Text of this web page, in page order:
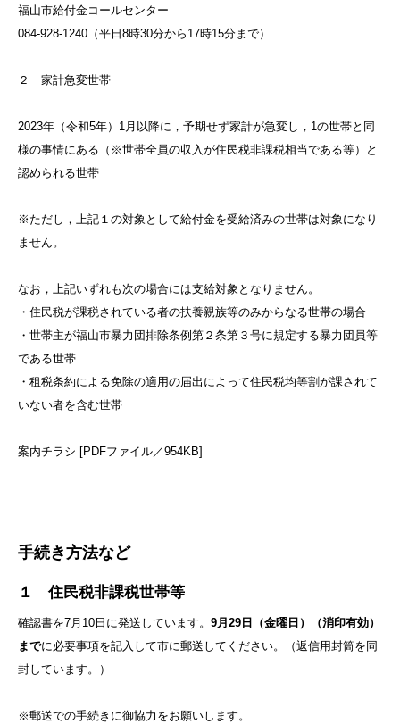
福山市給付金コールセンター
084-928-1240（平日8時30分から17時15分まで）
２ 家計急変世帯
2023年（令和5年）1月以降に，予期せず家計が急変し，1の世帯と同
様の事情にある（※世帯全員の収入が住民税非課税相当である等）と
認められる世帯
※ただし，上記１の対象として給付金を受給済みの世帯は対象になり
ません。
なお，上記いずれも次の場合には支給対象となりません。
・住民税が課税されている者の扶養親族等のみからなる世帯の場合
・世帯主が福山市暴力団排除条例第２条第３号に規定する暴力団員等
である世帯
​・租税条約による免除の適用の届出によって住民税均等割が課されて
いない者を含む世帯
案内チラシ [PDFファイル／954KB]
手続き方法など
１ 住民税非課税世帯等
確認書を7月10日に発送しています。 9月29日（金曜日）（消印有効）
までに必要事項を記入して市に郵送してください。（返信用封筒を同
封しています。）
※郵送での手続きに御協力をお願いします。